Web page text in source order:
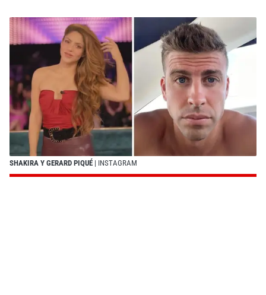
SHAKIRA Y GERARD PIQUÉ | INSTAGRAM